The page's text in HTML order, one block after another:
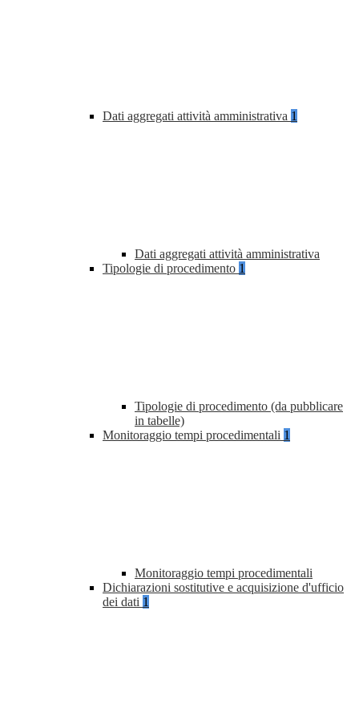
Dati aggregati attività amministrativa 1
Dati aggregati attività amministrativa
Tipologie di procedimento 1
Tipologie di procedimento (da pubblicare
in tabelle)
Monitoraggio tempi procedimentali 1
Monitoraggio tempi procedimentali
Dichiarazioni sostitutive e acquisizione d'ufficio
dei dati 1